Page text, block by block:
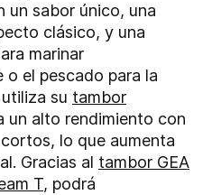
un sabor único, una
clásico, y una
marinar
el pescado para la
su tambor
un alto rendimiento con
lo que aumenta
Gracias al tambor GEA
T, podrá